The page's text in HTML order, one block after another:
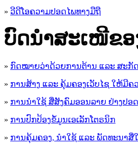
» ວ​ີ​ດີ​ໂອ​ຄວາມ​ປອດ​ໄພ​ທາງ​ມື​ຖື
ບົດນຳສະເໜີຂອ
» ກົດໝາຍວ່າດ້ວຍການຕ້ານ ແລະ ສະກັ
» ການສ້າງ ແລະ ຄຸ້ມຄອງເວັບໄຊ ໃຫ້ມີຄ
» ການນຳໃຊ້ ສື່ສັງຄົມອອນລາຍ ຢ່າງປອ
» ການ​ປົກ​ປ້ອງ​ຂໍ້​ມູນ​ເອ​ເລັກ​ໂຕ​ຣ​ນິກ
» ການຄຸ້ມຄອງ, ນໍາໃຊ້ ແລະ ພັດທະນາສື່